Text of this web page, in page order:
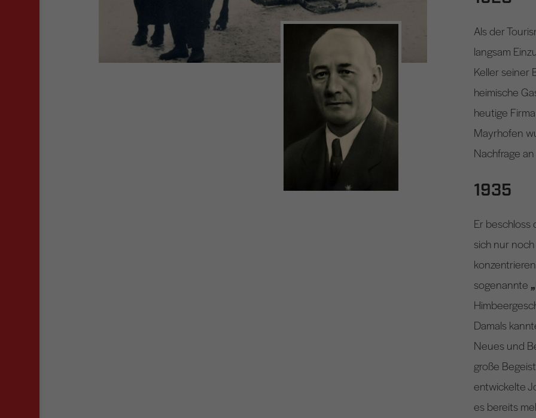
Als der
langsam
Keller seiner
heimische
heutige
Mayrhofen
Nachfrage
1935
Er beschloss
sich nur
sogenannte
Damals
Neues und
große
entwickelte
es bereits